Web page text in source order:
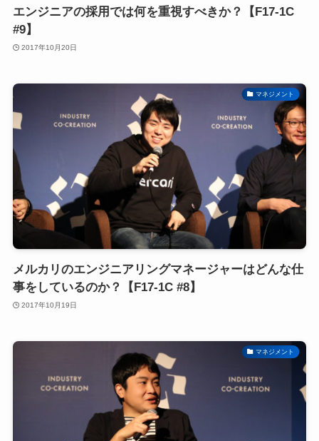
エンジニアの採用では何を重視すべきか？【F17-1C
#9】
2017年10月20日
マネジメント
メルカリのエンジニアリングマネージャーはどんな仕
事をしているのか？【F17-1C #8】
2017年10月19日
マネジメント